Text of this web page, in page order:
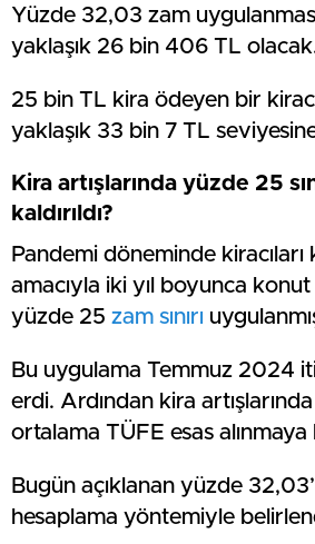
Yüzde 32,03 zam
yaklaşık 26 bin 406 TL
25 bin TL kira ödeyen bir
yaklaşık 33 bin 7 TL
Kira artışlarında yüzde 25
kaldırıldı?
Pandemi döneminde
amacıyla iki yıl boyunca konut
yüzde 25 zam sınırı
Bu uygulama Temmuz 2024
erdi. Ardından kira
ortalama TÜFE esas alınmaya
Bugün açıklanan yüzde
hesaplama yöntemiyle